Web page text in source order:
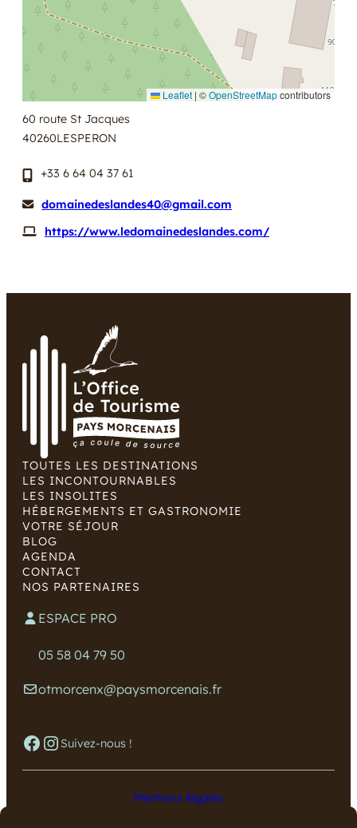
Leaflet | ©OpenStreetMapcontributors
60 route St Jacques
40260LESPERON
+33 6 64 04 37 61
domainedeslandes40@gmail.com
https://www.ledomainedeslandes.com/
TOUTES LES DESTINATIONS
LES INCONTOURNABLES
LES INSOLITES
HÉBERGEMENTS ET GASTRONOMIE
VOTRE SÉJOUR
BLOG
AGENDA
CONTACT
NOS PARTENAIRES
ESPACE PRO
05 58 04 79 50
otmorcenx@paysmorcenais.fr
Facebook Instagram Suivez-nous !
Mentions légales